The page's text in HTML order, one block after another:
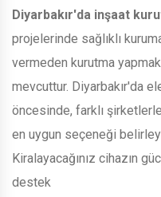
Diyarbakır'da inşaat
projelerinde sağlıklı
vermeden kurutma
mevcuttur. Diyarbakır'da
öncesinde, farklı
en uygun seçeneği
Kiralayacağınız cihazın
destek